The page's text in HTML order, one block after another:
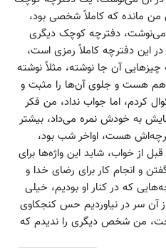
مانده که کاملاً شخصی بود،
دفترچه کوچک دیگری
این دفترچه کاملاً رمزی است،
آن جا نوشته، مثلاً نوشته
هم هست و جلوی آن‌ها را مثبت و
کردم، اما جواب نداد، من فکر
به خودش نمره می‌داد، بیشتر
هست، اواخر شب بود،
از خواب، شاید این واژه‌ها برای
و انجام کار برای رضای خدا و
که در کنار او بودیم، خیلی
آن سر در نیاوردیم حس کنجکاوی
من شخص دیگری را ندیدم که